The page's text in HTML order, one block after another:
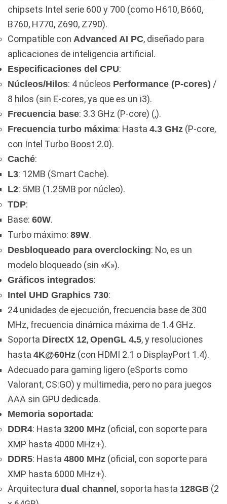
chipsets Intel serie 600 y 700 (como H610, B660,
B760, H770, Z690, Z790).
Compatible con Advanced AI PC, diseñado para
aplicaciones de inteligencia artificial.
Especificaciones del CPU:
Núcleos/Hilos: 4 núcleos Performance (P-cores) /
8 hilos (sin E-cores, ya que es un i3).
Frecuencia base: 3.3 GHz (P-core) (,).
Frecuencia turbo máxima: Hasta 4.3 GHz (P-core,
con Intel Turbo Boost 2.0).
Caché:
L3: 12MB (Smart Cache).
L2: 5MB (1.25MB por núcleo).
TDP:
Base: 60W.
Turbo máximo: 89W.
Desbloqueado para overclocking: No, es un
modelo bloqueado (sin «K»).
Gráficos integrados:
Intel UHD Graphics 730:
24 unidades de ejecución, frecuencia base de 300
MHz, frecuencia dinámica máxima de 1.4 GHz.
Soporta DirectX 12, OpenGL 4.5, y resoluciones
hasta 4K@60Hz (con HDMI 2.1 o DisplayPort 1.4).
Adecuado para gaming ligero (eSports como
Valorant, CS:GO) y multimedia, pero no para juegos
AAA sin GPU dedicada.
Memoria soportada:
DDR4: Hasta 3200 MHz (oficial, con soporte para
XMP hasta 4000 MHz+).
DDR5: Hasta 4800 MHz (oficial, con soporte para
XMP hasta 6000 MHz+).
Arquitectura dual channel , soporta hasta 128GB (2